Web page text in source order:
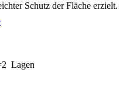
Schutz der Fläche erzielt.
Lagen